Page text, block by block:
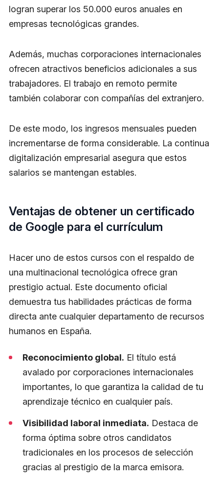
logran superar los 50.000 euros anuales en
empresas tecnológicas grandes.
Además, muchas corporaciones internacionales
ofrecen atractivos beneficios adicionales a sus
trabajadores. El trabajo en remoto permite
también colaborar con compañías del extranjero.
De este modo, los ingresos mensuales pueden
incrementarse de forma considerable. La continua
digitalización empresarial asegura que estos
salarios se mantengan estables.
Ventajas de obtener un certificado
de Google para el currículum
Hacer uno de estos cursos con el respaldo de
una multinacional tecnológica ofrece gran
prestigio actual. Este documento oficial
demuestra tus habilidades prácticas de forma
directa ante cualquier departamento de recursos
humanos en España.
Reconocimiento global. El título está
avalado por corporaciones internacionales
importantes, lo que garantiza la calidad de tu
aprendizaje técnico en cualquier país.
Visibilidad laboral inmediata. Destaca de
forma óptima sobre otros candidatos
tradicionales en los procesos de selección
gracias al prestigio de la marca emisora.